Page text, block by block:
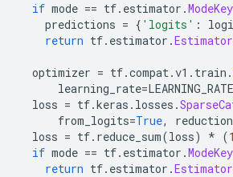
if mode == tf. estimator .
predictions = { 'logits' :
return tf. estimator .
optimizer = tf.compat.v1 . train .
learning_rate=LEARNING_RATE
loss = tf.keras . losses .
from_logits=True, reduction
loss = tf. reduce_sum(loss) * (
if mode == tf. estimator .
return tf. estimator .